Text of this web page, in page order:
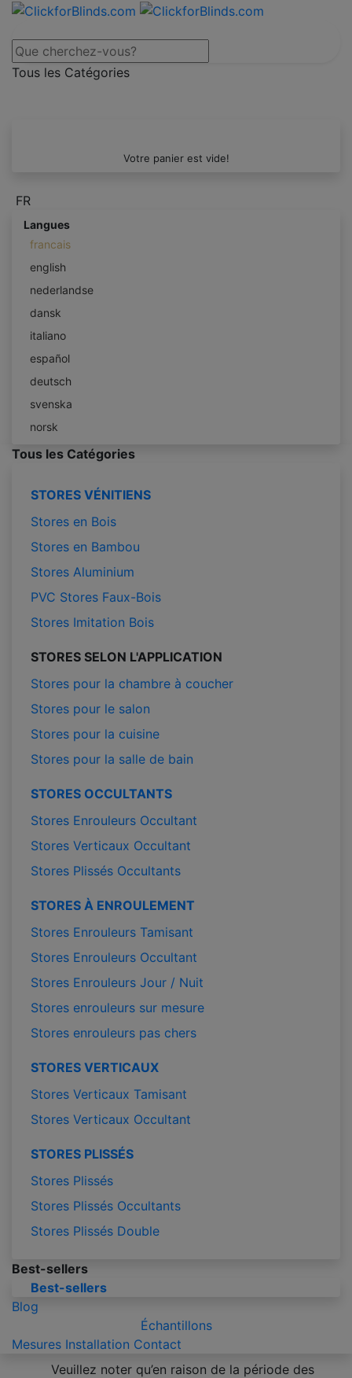
Tous les Catégories
Votre panier est vide!
FR
Langues
francais
english
nederlandse
dansk
italiano
español
deutsch
svenska
norsk
Tous les Catégories
STORES VÉNITIENS
Stores en Bois
Stores en Bambou
Stores Aluminium
PVC Stores Faux-Bois
Stores Imitation Bois
STORES SELON L'APPLICATION
Stores pour la chambre à coucher
Stores pour le salon
Stores pour la cuisine
Stores pour la salle de bain
STORES OCCULTANTS
Stores Enrouleurs Occultant
Stores Verticaux Occultant
Stores Plissés Occultants
STORES À ENROULEMENT
Stores Enrouleurs Tamisant
Stores Enrouleurs Occultant
Stores Enrouleurs Jour / Nuit
Stores enrouleurs sur mesure
Stores enrouleurs pas chers
STORES VERTICAUX
Stores Verticaux Tamisant
Stores Verticaux Occultant
STORES PLISSÉS
Stores Plissés
Stores Plissés Occultants
Stores Plissés Double
Best-sellers
Best-sellers
Blog
Échantillons
Mesures Installation Contact
Veuillez noter qu’en raison de la période des